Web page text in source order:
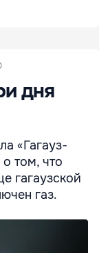
дня
«Гагауз-
том, что
гагаузской
газ.